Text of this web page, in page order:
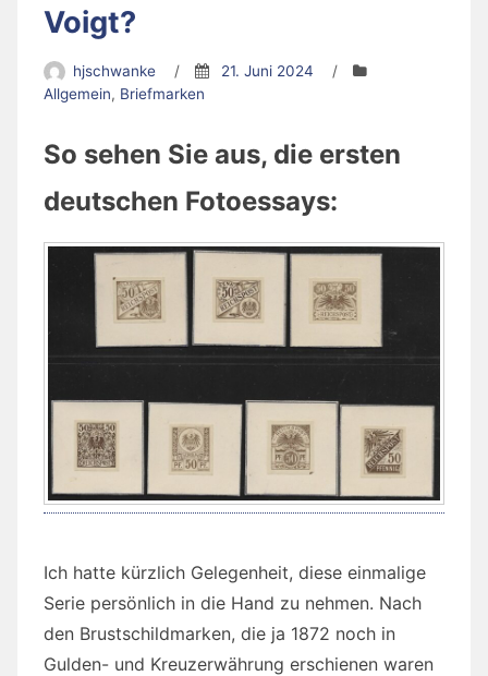
Voigt?
hjschwanke / 21. Juni 2024
/
Allgemein, Briefmarken
So sehen Sie aus, die ersten
deutschen Fotoessays:
Ich hatte kürzlich Gelegenheit, diese einmalige
Serie persönlich in die Hand zu nehmen. Nach
den Brustschildmarken, die ja 1872 noch in
Gulden- und Kreuzerwährung erschienen waren